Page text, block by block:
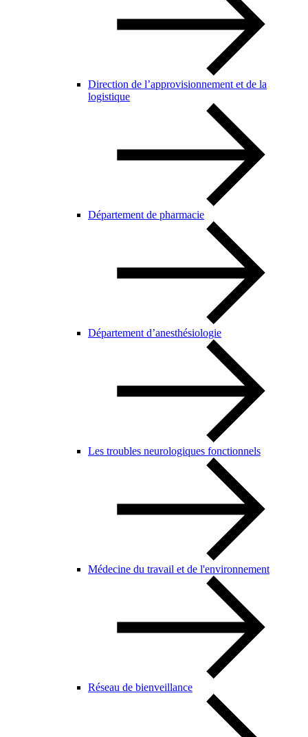
Direction de l’approvisionnement et de la
logistique
Département de pharmacie
Département d’anesthésiologie
Les troubles neurologiques fonctionnels
Médecine du travail et de l'environnement
Réseau de bienveillance